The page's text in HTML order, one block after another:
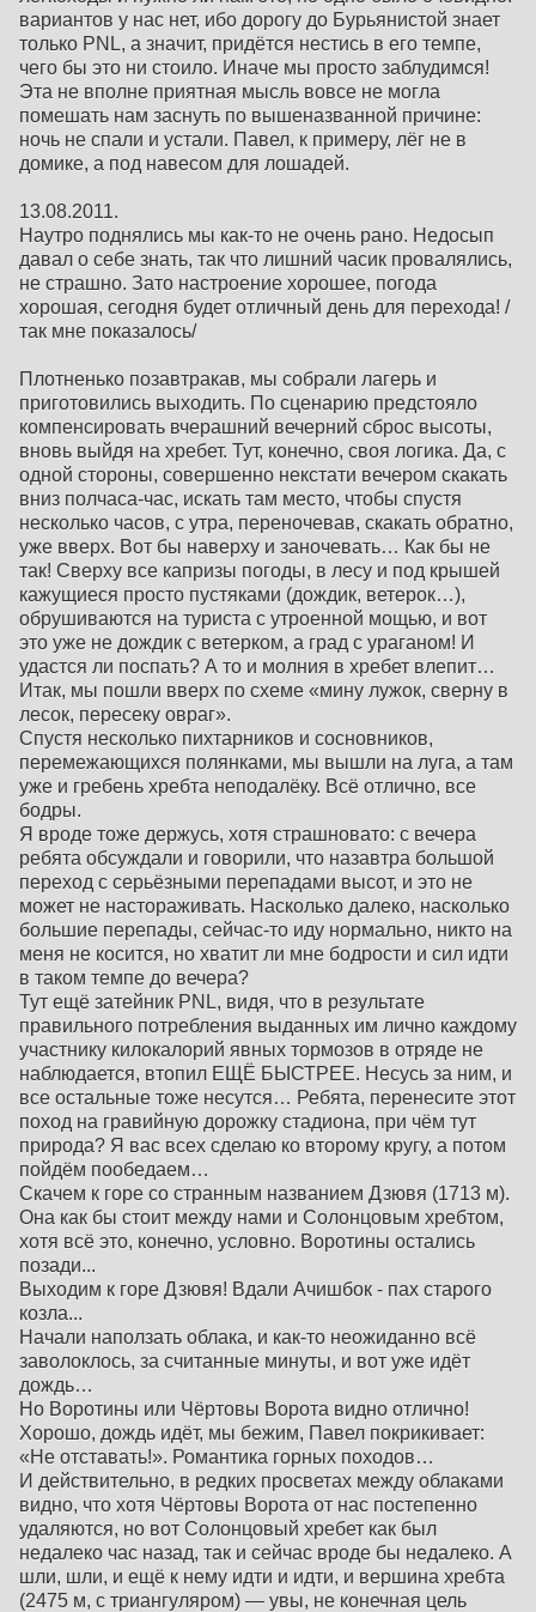
вариантов у нас нет, ибо дорогу до Бурьянистой знает
только PNL, а значит, придётся нестись в его темпе,
чего бы это ни стоило. Иначе мы просто заблудимся!
Эта не вполне приятная мысль вовсе не могла
помешать нам заснуть по вышеназванной причине:
ночь не спали и устали. Павел, к примеру, лёг не в
домике, а под навесом для лошадей.
13.08.2011.
Наутро поднялись мы как-то не очень рано. Недосып
давал о себе знать, так что лишний часик провалялись,
не страшно. Зато настроение хорошее, погода
хорошая, сегодня будет отличный день для перехода! /
так мне показалось/
Плотненько позавтракав, мы собрали лагерь и
приготовились выходить. По сценарию предстояло
компенсировать вчерашний вечерний сброс высоты,
вновь выйдя на хребет. Тут, конечно, своя логика. Да, с
одной стороны, совершенно некстати вечером скакать
вниз полчаса-час, искать там место, чтобы спустя
несколько часов, с утра, переночевав, скакать обратно,
уже вверх. Вот бы наверху и заночевать… Как бы не
так! Сверху все капризы погоды, в лесу и под крышей
кажущиеся просто пустяками (дождик, ветерок…),
обрушиваются на туриста с утроенной мощью, и вот
это уже не дождик с ветерком, а град с ураганом! И
удастся ли поспать? А то и молния в хребет влепит…
Итак, мы пошли вверх по схеме «мину лужок, сверну в
лесок, пересеку овраг».
Спустя несколько пихтарников и сосновников,
перемежающихся полянками, мы вышли на луга, а там
уже и гребень хребта неподалёку. Всё отлично, все
бодры.
Я вроде тоже держусь, хотя страшновато: с вечера
ребята обсуждали и говорили, что назавтра большой
переход с серьёзными перепадами высот, и это не
может не настораживать. Насколько далеко, насколько
большие перепады, сейчас-то иду нормально, никто на
меня не косится, но хватит ли мне бодрости и сил идти
в таком темпе до вечера?
Тут ещё затейник PNL, видя, что в результате
правильного потребления выданных им лично каждому
участнику килокалорий явных тормозов в отряде не
наблюдается, втопил ЕЩЁ БЫСТРЕЕ. Несусь за ним, и
все остальные тоже несутся… Ребята, перенесите этот
поход на гравийную дорожку стадиона, при чём тут
природа? Я вас всех сделаю ко второму кругу, а потом
пойдём пообедаем…
Скачем к горе со странным названием Дзювя (1713 м).
Она как бы стоит между нами и Солонцовым хребтом,
хотя всё это, конечно, условно. Воротины остались
позади...
Выходим к горе Дзювя! Вдали Ачишбок - пах старого
козла...
Начали наползать облака, и как-то неожиданно всё
заволоклось, за считанные минуты, и вот уже идёт
дождь…
Но Воротины или Чёртовы Ворота видно отлично!
Хорошо, дождь идёт, мы бежим, Павел покрикивает:
«Не отставать!». Романтика горных походов…
И действительно, в редких просветах между облаками
видно, что хотя Чёртовы Ворота от нас постепенно
удаляются, но вот Солонцовый хребет как был
недалеко час назад, так и сейчас вроде бы недалеко. А
шли, шли, и ещё к нему идти и идти, и вершина хребта
(2475 м, с триангуляром) — увы, не конечная цель